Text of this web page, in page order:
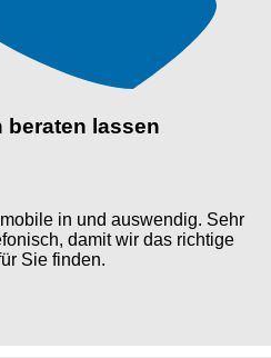
beraten lassen
in und auswendig. Sehr
damit wir das richtige
Sie finden.